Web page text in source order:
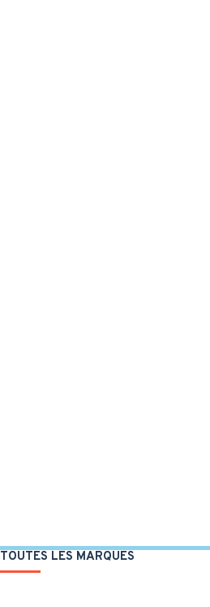
TOUTES LES MARQUES